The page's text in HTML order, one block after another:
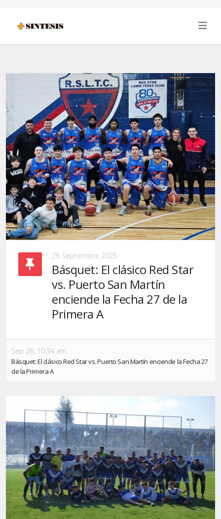
26 Septiembre 2025
Básquet: El clásico Red Star
vs. Puerto San Martín
enciende la Fecha 27 de la
Primera A
Sep 26, 10:34 am
Básquet: El clásico Red Star vs. Puerto San Martín enciende la Fecha 27
de la Primera A